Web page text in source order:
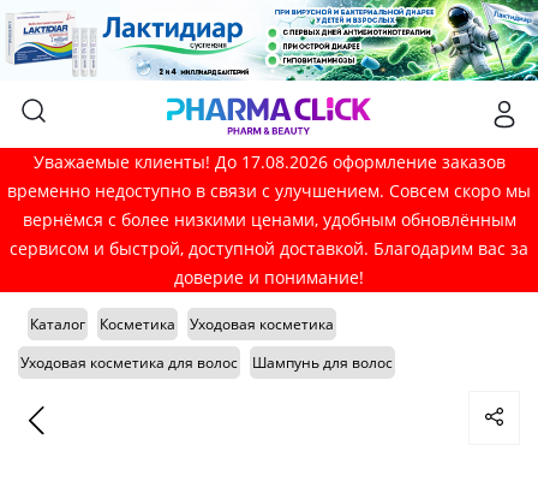
Уважаемые клиенты! До 17.08.2026 оформление заказов
временно недоступно в связи с улучшением. Совсем скоро мы
вернёмся с более низкими ценами, удобным обновлённым
сервисом и быстрой, доступной доставкой. Благодарим вас за
доверие и понимание!
Каталог Косметика
Уходовая косметика
Уходовая косметика для волос
Шампунь для волос